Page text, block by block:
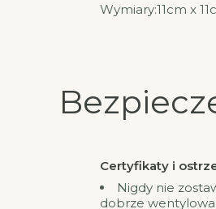
Wymiary:11cm x
Certyfikaty i
Nigdy nie
dobrze